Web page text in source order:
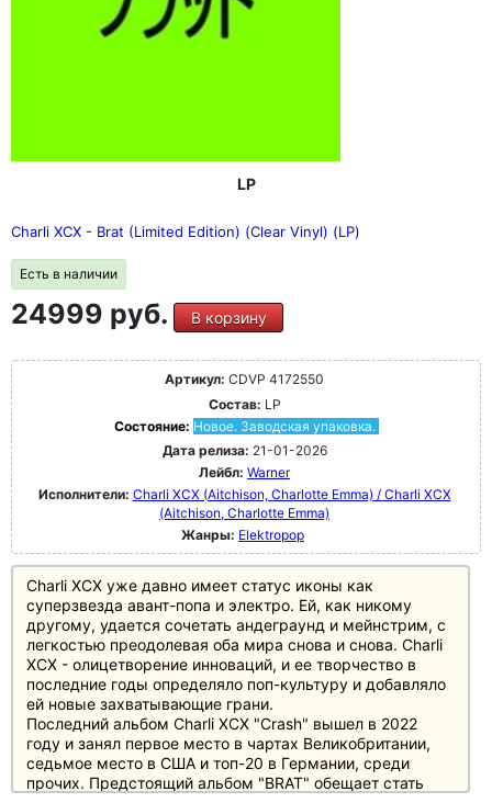
LP
Charli XCX - Brat (Limited Edition) (Clear Vinyl) (LP)
Есть в наличии
24999 руб. В корзину
Артикул: CDVP 4172550
Состав: LP
Состояние: Новое. Заводская упаковка.
Дата релиза: 21-01-2026
Лейбл: Warner
Исполнители: Charli XCX (Aitchison, Charlotte Emma) / Charli XCX
(Aitchison, Charlotte Emma)
Жанры: Elektropop
Charli XCX уже давно имеет статус иконы как
суперзвезда авант-попа и электро. Ей, как никому
другому, удается сочетать андеграунд и мейнстрим, с
легкостью преодолевая оба мира снова и снова. Charli
XCX - олицетворение инноваций, и ее творчество в
последние годы определяло поп-культуру и добавляло
ей новые захватывающие грани.
Последний альбом Charli XCX "Crash" вышел в 2022
году и занял первое место в чартах Великобритании,
седьмое место в США и топ-20 в Германии, среди
прочих. Предстоящий альбом "BRAT" обещает стать